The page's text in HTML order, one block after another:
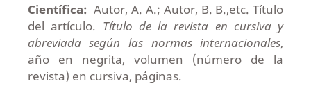
Científica: Autor, A. A.; Autor, B. B.,etc. Título
del artículo. Título de la revista en cursiva y
abreviada según las normas internacionales,
año en negrita, volumen (número de la
revista) en cursiva, páginas.